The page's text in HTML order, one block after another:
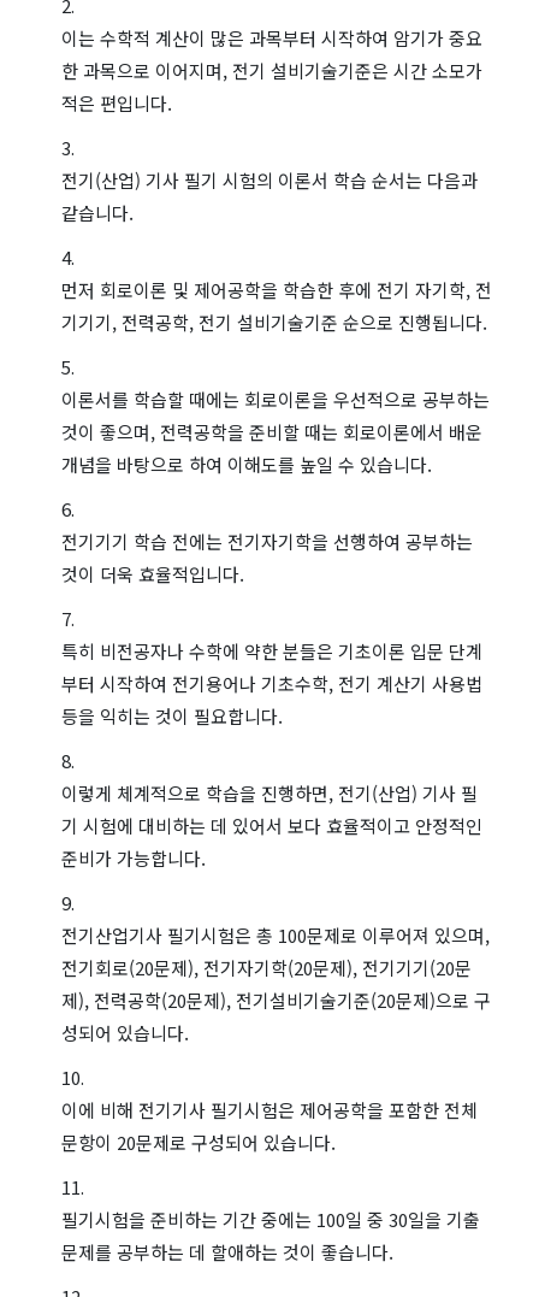
이는 수학적 계산이 많은 과목부터 시작하여 암기가 중요
한 과목으로 이어지며, 전기 설비기술기준은 시간 소모가
적은 편입니다.
전기(산업) 기사 필기 시험의 이론서 학습 순서는 다음과
같습니다.
먼저 회로이론 및 제어공학을 학습한 후에 전기 자기학, 전
기기기, 전력공학, 전기 설비기술기준 순으로 진행됩니다.
이론서를 학습할 때에는 회로이론을 우선적으로 공부하는
것이 좋으며, 전력공학을 준비할 때는 회로이론에서 배운
개념을 바탕으로 하여 이해도를 높일 수 있습니다.
전기기기 학습 전에는 전기자기학을 선행하여 공부하는
것이 더욱 효율적입니다.
특히 비전공자나 수학에 약한 분들은 기초이론 입문 단계
부터 시작하여 전기용어나 기초수학, 전기 계산기 사용법
등을 익히는 것이 필요합니다.
이렇게 체계적으로 학습을 진행하면, 전기(산업) 기사 필
기 시험에 대비하는 데 있어서 보다 효율적이고 안정적인
준비가 가능합니다.
전기산업기사 필기시험은 총 100문제로 이루어져 있으며,
전기회로(20문제), 전기자기학(20문제), 전기기기(20문
제), 전력공학(20문제), 전기설비기술기준(20문제)으로 구
성되어 있습니다.
이에 비해 전기기사 필기시험은 제어공학을 포함한 전체
문항이 20문제로 구성되어 있습니다.
필기시험을 준비하는 기간 중에는 100일 중 30일을 기출
문제를 공부하는 데 할애하는 것이 좋습니다.